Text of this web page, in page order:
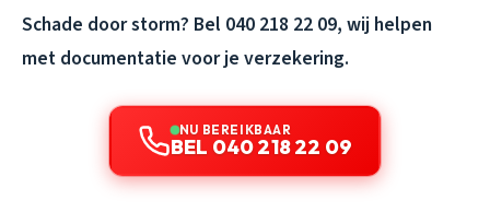
Schade door storm? Bel 040 218 22 09, wij helpen
met documentatie voor je verzekering.
NU BEREIKBAAR
BEL 040 218 22 09